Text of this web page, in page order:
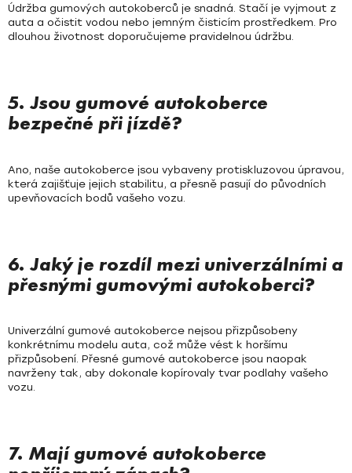
Údržba gumových autokoberců je snadná. Stačí je vyjmout z
auta a očistit vodou nebo jemným čisticím prostředkem. Pro
dlouhou životnost doporučujeme pravidelnou údržbu.
5. Jsou gumové autokoberce
bezpečné při jízdě?
Ano, naše autokoberce jsou vybaveny protiskluzovou úpravou,
která zajišťuje jejich stabilitu, a přesně pasují do původních
upevňovacích bodů vašeho vozu.
6. Jaký je rozdíl mezi univerzálními a
přesnými gumovými autokoberci?
Univerzální gumové autokoberce nejsou přizpůsobeny
konkrétnímu modelu auta, což může vést k horšímu
přizpůsobení. Přesné gumové autokoberce jsou naopak
navrženy tak, aby dokonale kopírovaly tvar podlahy vašeho
vozu.
7. Mají gumové autokoberce